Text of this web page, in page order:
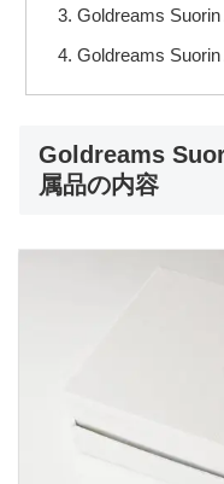
Goldreams
Goldreams
Goldreams
属品の内容